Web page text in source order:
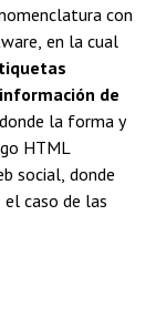
con
en la cual
de
la forma y
HTML
social, donde
caso de las